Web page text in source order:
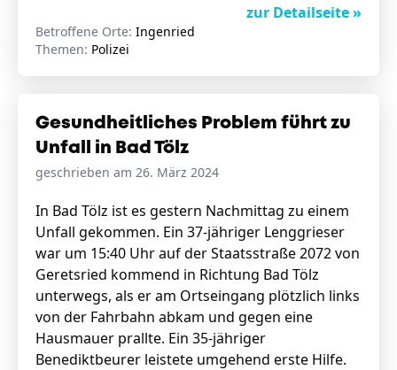
zur Detailseite »
Betroffene Orte: Ingenried
Themen: Polizei
Gesundheitliches Problem führt zu
Unfall in Bad Tölz
geschrieben am 26. März 2024
In Bad Tölz ist es gestern Nachmittag zu einem
Unfall gekommen. Ein 37-jähriger Lenggrieser
war um 15:40 Uhr auf der Staatsstraße 2072 von
Geretsried kommend in Richtung Bad Tölz
unterwegs, als er am Ortseingang plötzlich links
von der Fahrbahn abkam und gegen eine
Hausmauer prallte. Ein 35-jähriger
Benediktbeurer leistete umgehend erste Hilfe.